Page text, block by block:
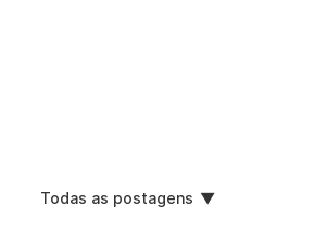
Todas as postagens